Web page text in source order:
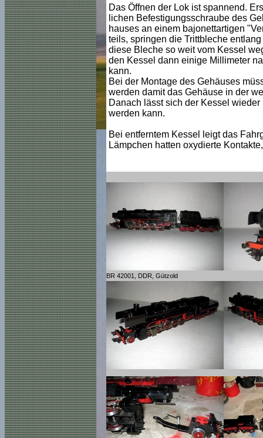
Das Öffnen der Lok ist spannend.
lichen Befestigungsschraube des
hauses an einem bajonettartigen
teils, springen die Trittbleche
diese Bleche so weit vom Kessel
den Kessel dann einige Millimeter
kann.
Bei der Montage des Gehäuses
werden damit das Gehäuse in der
Danach lässt sich der Kessel
werden kann.
Bei entferntem Kessel leigt das
Lämpchen hatten oxydierte
BR 42001, DDR, Gützold